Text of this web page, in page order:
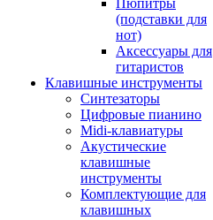
Пюпитры
(подставки для
нот)
Аксессуары для
гитаристов
Клавишные инструменты
Синтезаторы
Цифровые пианино
Midi-клавиатуры
Акустические
клавишные
инструменты
Комплектующие для
клавишных